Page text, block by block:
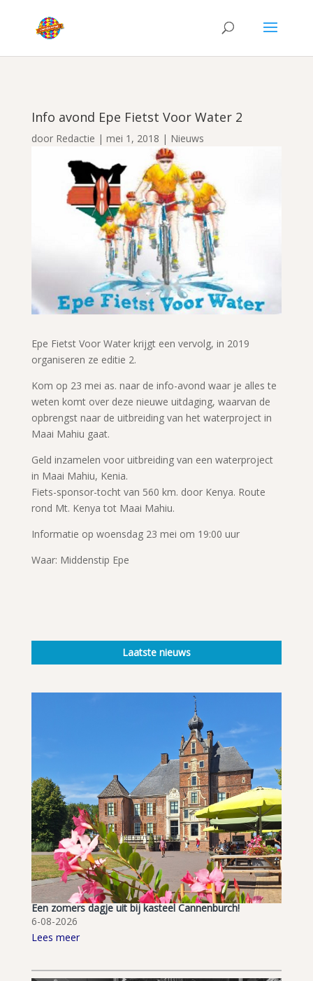
Info avond Epe Fietst Voor Water 2
door Redactie | mei 1, 2018 | Nieuws
Epe Fietst Voor Water krijgt een vervolg, in 2019
organiseren ze editie 2.
Kom op 23 mei as. naar de info-avond waar je alles te
weten komt over deze nieuwe uitdaging, waarvan de
opbrengst naar de uitbreiding van het waterproject in
Maai Mahiu gaat.
Geld inzamelen voor uitbreiding van een waterproject
in Maai Mahiu, Kenia.
Fiets-sponsor-tocht van 560 km. door Kenya. Route
rond Mt. Kenya tot Maai Mahiu.
Informatie op woensdag 23 mei om 19:00 uur
Waar: Middenstip Epe
Laatste nieuws
Een zomers dagje uit bij kasteel Cannenburch!
6-08-2026
Lees meer